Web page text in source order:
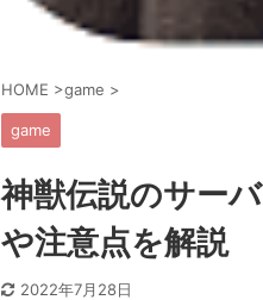
HOME >game >
game
神獣伝説のサー
や注意点を解説
2022年7月28日